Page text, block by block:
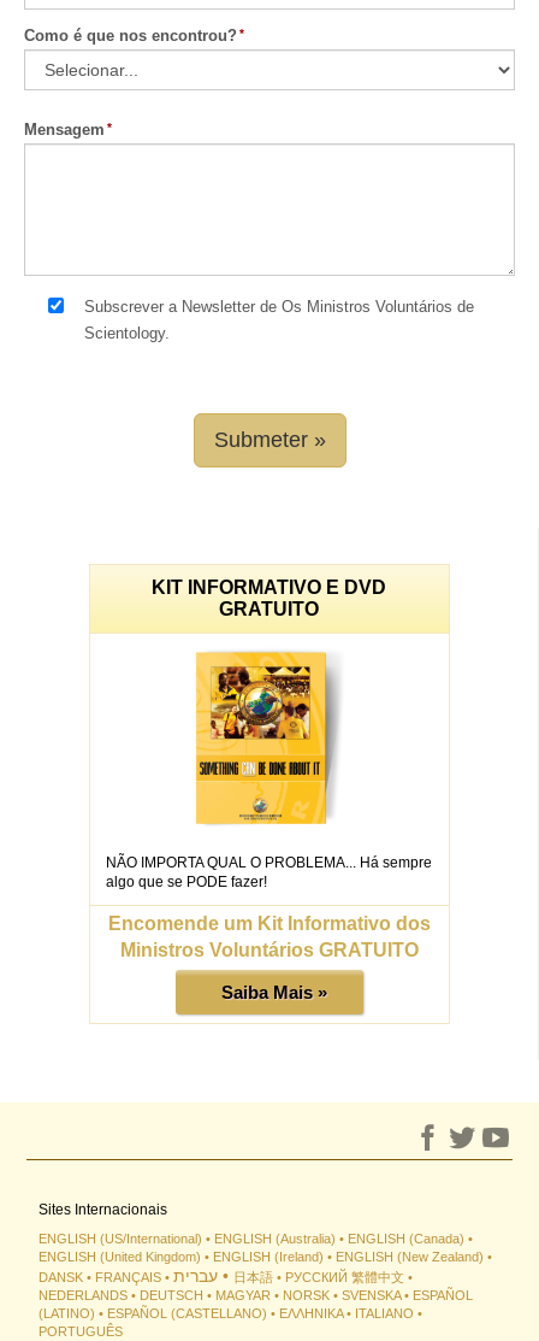
Como é que nos encontrou?
Mensagem
Subscrever a Newsletter de Os Ministros Voluntários de
Scientology.
Submeter »
KIT INFORMATIVO E DVD
GRATUITO
NÃO IMPORTA QUAL O PROBLEMA... Há sempre
algo que se PODE fazer!
Encomende um Kit Informativo dos
Ministros Voluntários GRATUITO
Saiba Mais »
Sites Internacionais
ENGLISH (US/International) ENGLISH (Australia)
ENGLISH (Canada)
ENGLISH (United Kingdom)
ENGLISH (Ireland)
ENGLISH (New Zealand)
DANSK
FRANÇAIS עברית 日本語 РУССКИЙ 繁體中文
NEDERLANDS
DEUTSCH MAGYAR NORSK SVENSKA
ESPAÑOL
(LATINO)
ESPAÑOL (CASTELLANO) ΕΛΛΗΝΙΚA
ITALIANO
PORTUGUÊS